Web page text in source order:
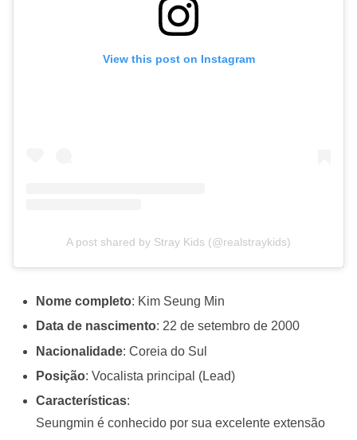
View this post on Instagram
A post shared by Stray Kids (@realstraykids)
Nome completo: Kim Seung Min
Data de nascimento: 22 de setembro de 2000
Nacionalidade: Coreia do Sul
Posição: Vocalista principal (Lead)
Características:
Seungmin é conhecido por sua excelente extensão